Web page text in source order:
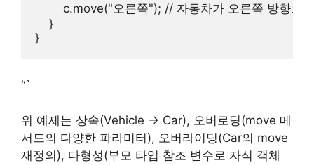
c.move("오른쪽"); // 자동차가 오른쪽 방향으
    }
“`
위 예제는 상속(Vehicle → Car), 오버로딩(move 메
서드의 다양한 파라미터), 오버라이딩(Car의 move
재정의), 다형성(부모 타입 참조 변수로 자식 객체